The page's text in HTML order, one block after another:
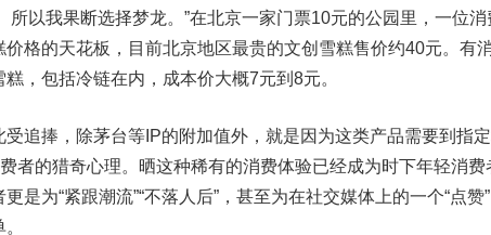
所以我果断选择梦龙。”在北京一家门票10元的公园里，一位消
格的天花板，目前北京地区最贵的文创雪糕售价约40元。有
，包括冷链在内，成本价大概7元到8元。
捧，除茅台等IP的附加值外，就是因为这类产品需要到指
者的猎奇心理。晒这种稀有的消费体验已经成为时下年轻消费
是为“紧跟潮流”“不落人后”，甚至为在社交媒体上的一个“点赞”